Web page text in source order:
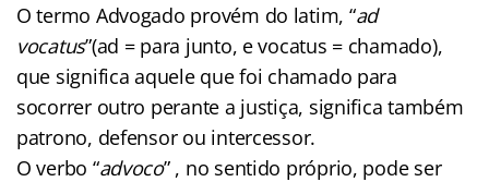
O termo Advogado provém do latim, “ad
vocatus”(ad = para junto, e vocatus = chamado),
que significa aquele que foi chamado para
socorrer outro perante a justiça, significa também
patrono, defensor ou intercessor.
O verbo “advoco” , no sentido próprio, pode ser